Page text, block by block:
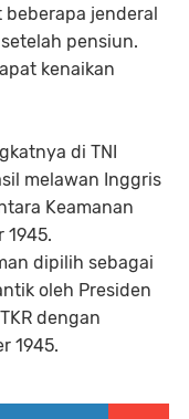
jenderal
pensiun.
kenaikan
di TNI
melawan Inggris
Keamanan
1945.
dipilih sebagai
oleh Presiden
dengan
1945.